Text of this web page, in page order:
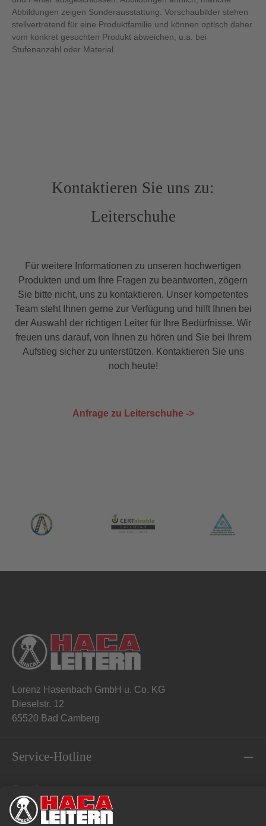
Abbildungen zeigen Sonderausstattung. Vorschaubilder stehen
stellvertretend für eine Produktfamilie und können optisch daher
vom konkret gesuchten Produkt abweichen, u.a. bei
Stufenanzahl oder Material.
Kontaktieren Sie uns zu:
Leiterschuhe
Für weitere Informationen zu unseren hochwertigen
Produkten und um Ihre Fragen zu beantworten, zögern
Sie bitte nicht, uns zu kontaktieren. Unser kompetentes
Team steht Ihnen gerne zur Verfügung und hilft Ihnen bei
der Auswahl der richtigen Leiter für Ihre Bedürfnisse. Wir
freuen uns darauf, von Ihnen zu hören und Sie bei Ihrem
Aufstieg sicher zu unterstützen. Kontaktieren Sie uns
noch heute!
Anfrage zu Leiterschuhe ->
Lorenz Hasenbach GmbH u. Co. KG
Dieselstr. 12
65520 Bad Camberg
Service-Hotline
Service
Informationen